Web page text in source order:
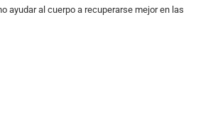
ayudar al cuerpo a recuperarse mejor en las